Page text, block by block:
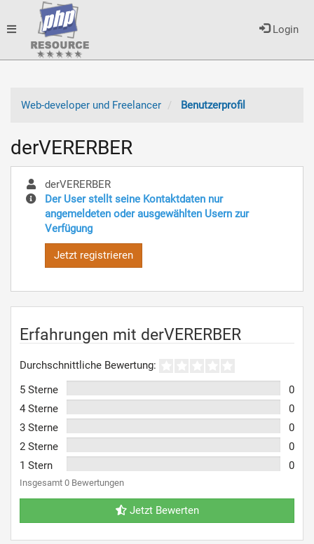
Login
Toggle
Web-developer und Freelancer
Benutzerprofil
derVERERBER
derVERERBER
Der User stellt seine Kontaktdaten nur
angemeldeten oder ausgewählten Usern zur
Verfügung
Jetzt registrieren
Erfahrungen mit derVERERBER
Durchschnittliche Bewertung:
5 Sterne
0
4 Sterne
0
3 Sterne
0
2 Sterne
0
1 Stern
0
Insgesamt 0 Bewertungen
Jetzt Bewerten